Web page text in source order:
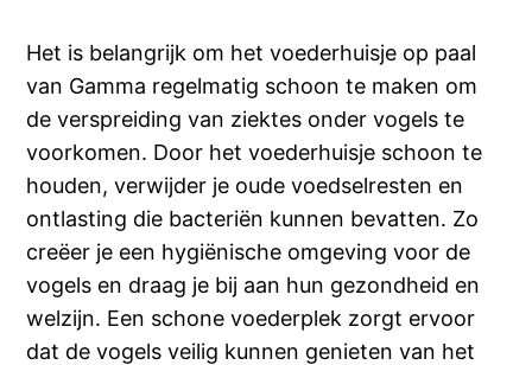
Het is belangrijk om het voederhuisje op paal
van Gamma regelmatig schoon te maken om
de verspreiding van ziektes onder vogels te
voorkomen. Door het voederhuisje schoon te
houden, verwijder je oude voedselresten en
ontlasting die bacteriën kunnen bevatten. Zo
creëer je een hygiënische omgeving voor de
vogels en draag je bij aan hun gezondheid en
welzijn. Een schone voederplek zorgt ervoor
dat de vogels veilig kunnen genieten van het